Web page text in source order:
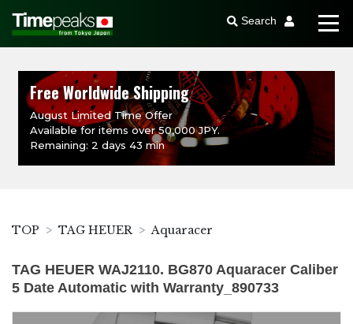
Search
Free Worldwide Shipping
August Limited Time Offer
Available for items over 50,000 JPY.
Remaining: 2 days 43 min
TOP TAG HEUER Aquaracer
TAG HEUER WAJ2110. BG870 Aquaracer Caliber
5 Date Automatic with Warranty_890733